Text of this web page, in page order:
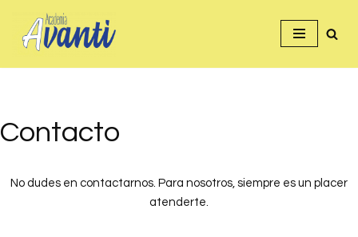
Saltar
Contacto
No dudes en contactarnos. Para nosotros, siempre es un placer
atenderte.